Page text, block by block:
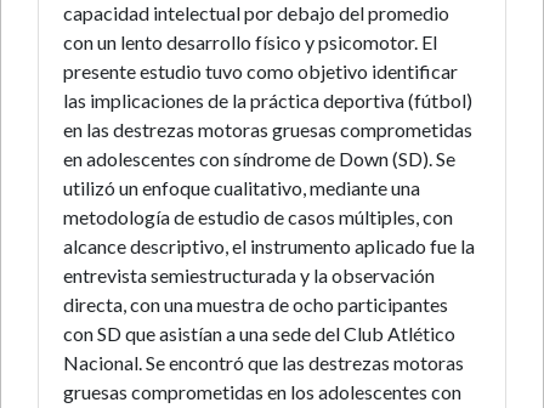
capacidad intelectual por debajo del promedio
con un lento desarrollo físico y psicomotor. El
presente estudio tuvo como objetivo identificar
las implicaciones de la práctica deportiva (fútbol)
en las destrezas motoras gruesas comprometidas
en adolescentes con síndrome de Down (SD). Se
utilizó un enfoque cualitativo, mediante una
metodología de estudio de casos múltiples, con
alcance descriptivo, el instrumento aplicado fue la
entrevista semiestructurada y la observación
directa, con una muestra de ocho participantes
con SD que asistían a una sede del Club Atlético
Nacional. Se encontró que las destrezas motoras
gruesas comprometidas en los adolescentes con